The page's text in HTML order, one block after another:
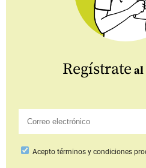
Regístrate al
Aceptotérminos y condiciones